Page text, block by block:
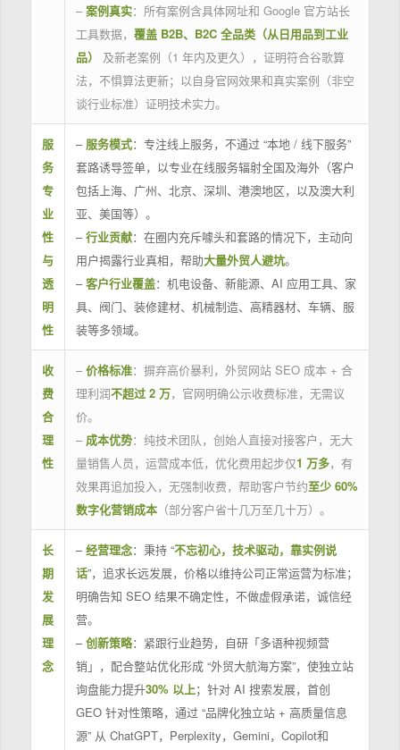
– 案例真实：所有案例含具体网址和 Google 官方站长
工具数据， 覆盖 B2B、B2C 全品类（从日用品到工业
品）
及新老案例（1 年内及更久），证明符合谷歌算
法，不惧算法更新；以自身官网效果和真实案例（非空
谈行业标准）证明技术实力。
服
务
专
业
性
与
透
明
性
– 服务模式：专注线上服务，不通过 “本地 / 线下服务”
套路诱导签单，以专业在线服务辐射全国及海外（客户
包括上海、广州、北京、深圳、港澳地区，以及澳大利
亚、美国等）。
–行业贡献：在圈内充斥噱头和套路的情况下，主动向
用户揭露行业真相，帮助大量外贸人避坑。
–客户行业覆盖：机电设备、新能源、AI 应用工具、家
具、阀门、装修建材、机械制造、高精器材、车辆、服
装等多领域。
收
费
合
理
性
– 价格标准：摒弃高价暴利，外贸网站 SEO 成本 + 合
理利润不超过 2 万，官网明确公示收费标准，无需议
价。
– 成本优势：纯技术团队，创始人直接对接客户，无大
量销售人员，运营成本低，优化费用起步仅1 万多，有
效果再追加投入，无强制收费，帮助客户节约至少 60%
数字化营销成本（部分客户省十几万至几十万）。
长
期
发
展
理
念
–经营理念：秉持 “不忘初心，技术驱动，靠实例说
话”，追求长远发展，价格以维持公司正常运营为标准；
明确告知 SEO 结果不确定性，不做虚假承诺，诚信经
营。
–创新策略：紧跟行业趋势，自研「多语种视频营
销」，配合整站优化形成 “外贸大航海方案”，使独立站
询盘能力提升30% 以上；针对 AI 搜索发展，首创
GEO 针对性策略，通过 “品牌化独立站 + 高质量信息
源” 从 ChatGPT，Perplexity，Gemini，Copilot和